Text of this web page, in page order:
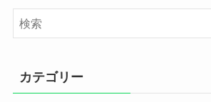
カテゴリー